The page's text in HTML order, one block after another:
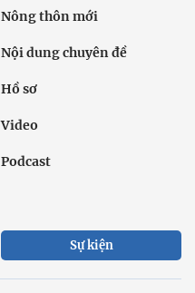
Nông thôn mới
Nội dung chuyên đề
Hồ sơ
Video
Podcast
Sự kiện